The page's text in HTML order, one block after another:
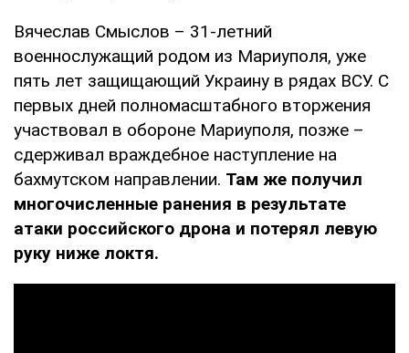
Вячеслав Смыслов – 31-летний
военнослужащий родом из Мариуполя, уже
пять лет защищающий Украину в рядах ВСУ. С
первых дней полномасштабного вторжения
участвовал в обороне Мариуполя, позже –
сдерживал враждебное наступление на
бахмутском направлении. Там же получил
многочисленные ранения в результате
атаки российского дрона и потерял левую
руку ниже локтя.